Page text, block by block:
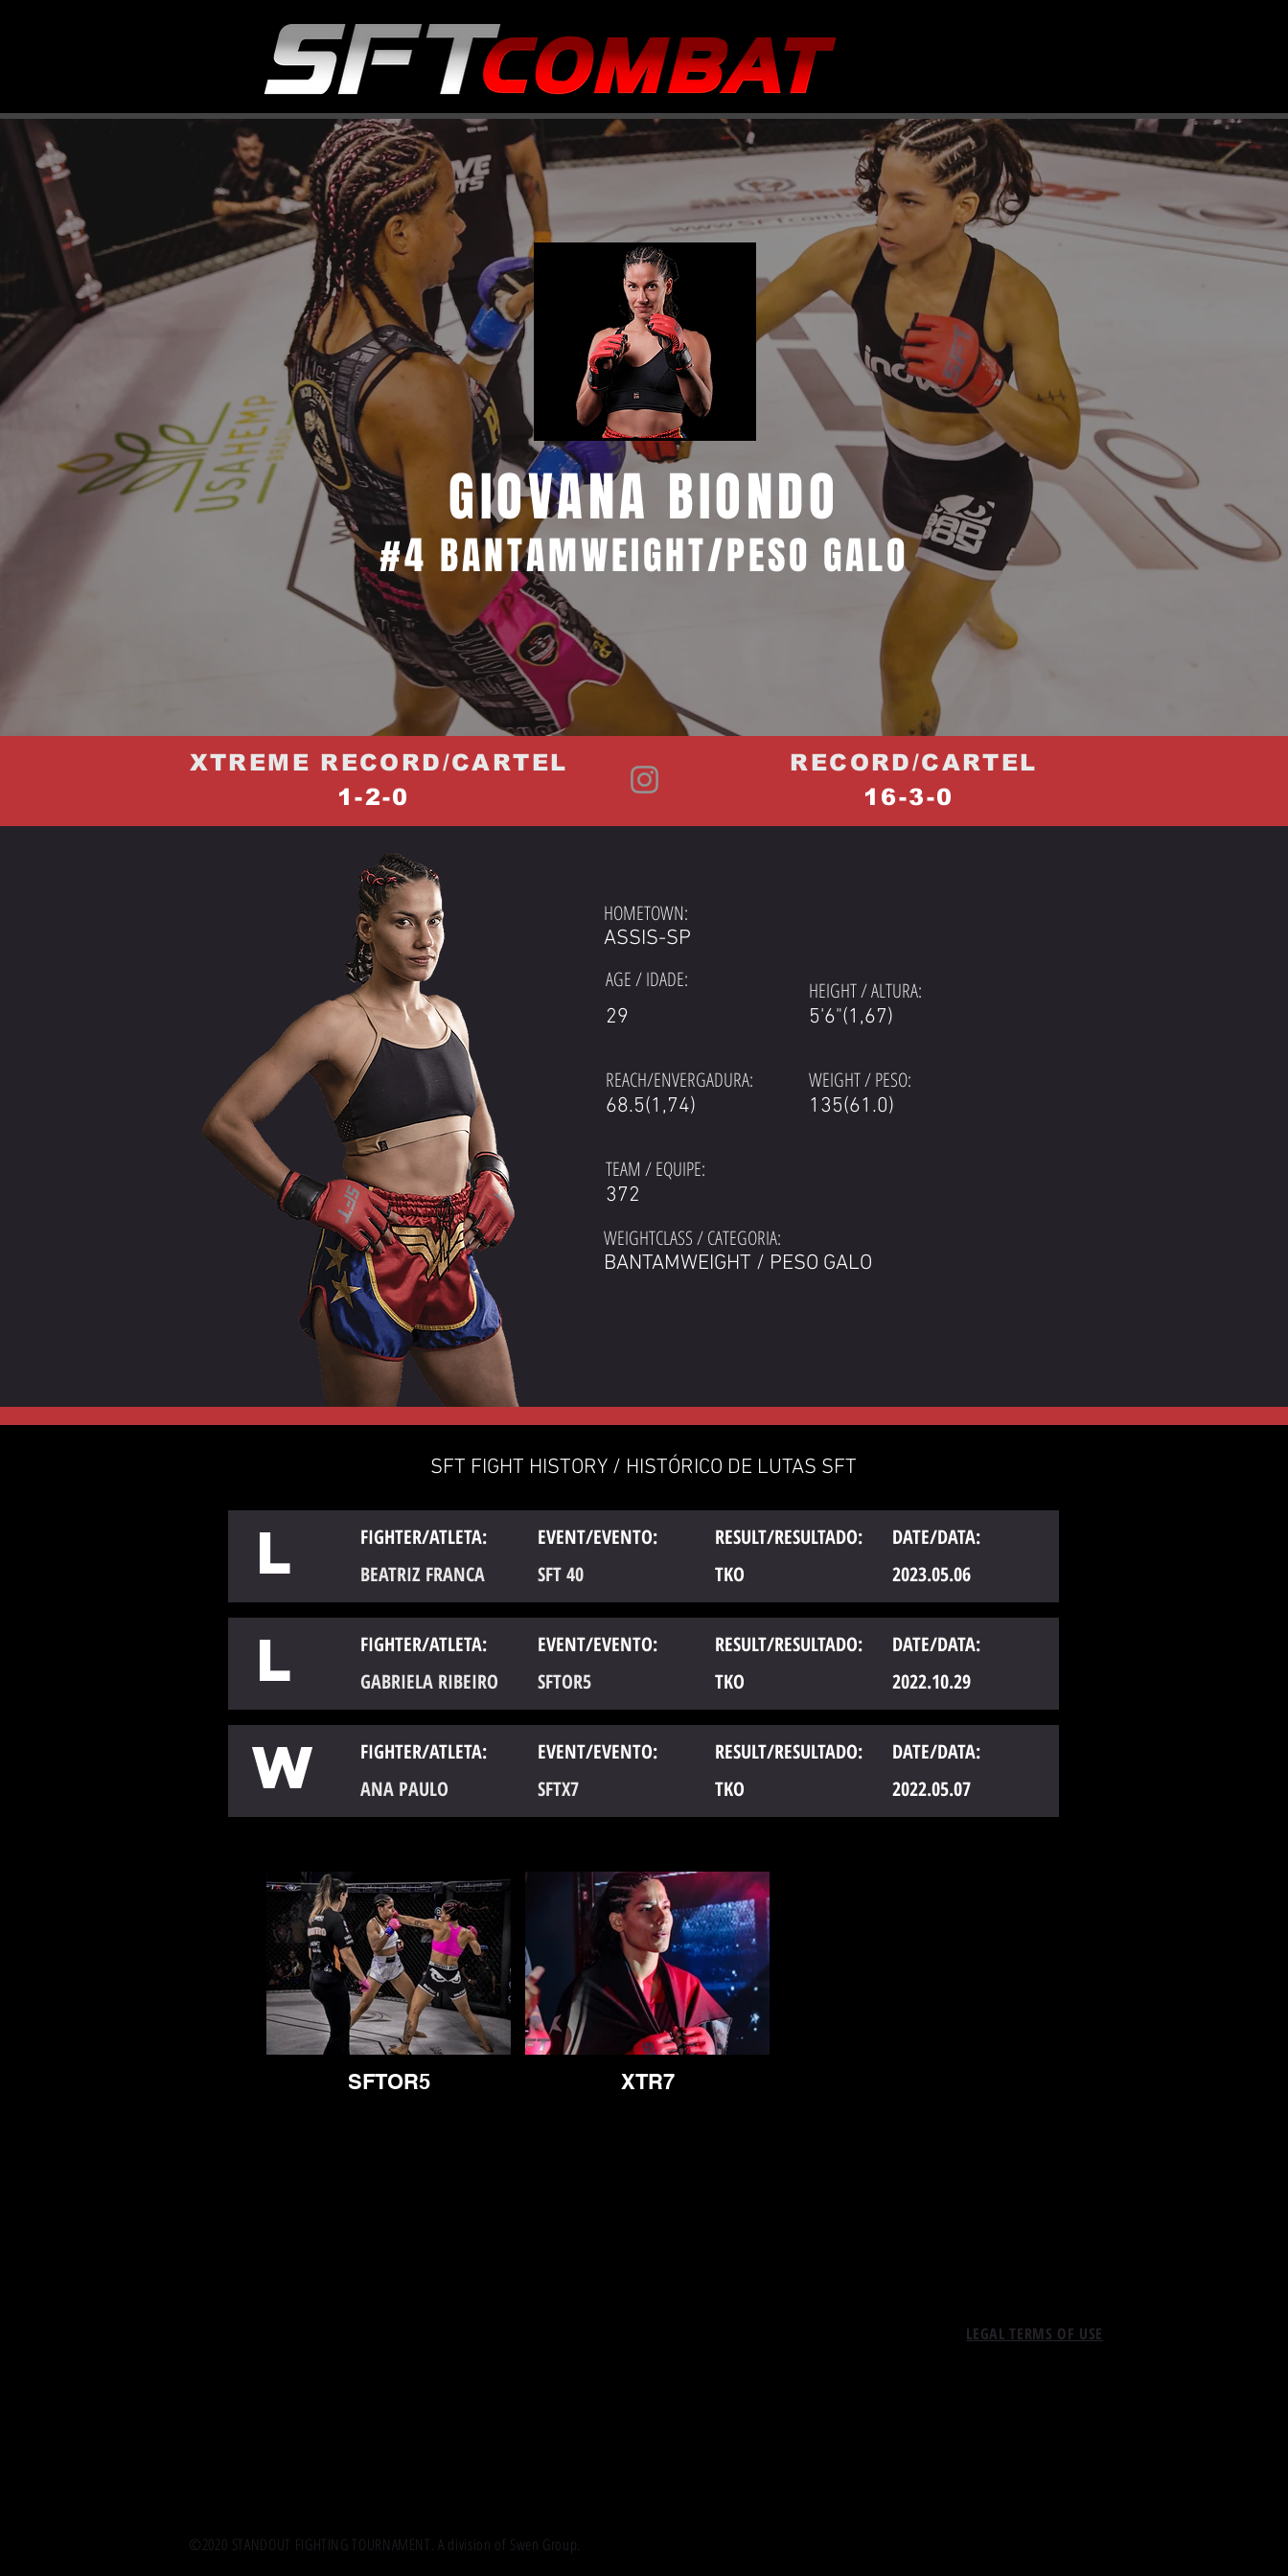
GIOVANA BIONDO
#4 BANTAMWEIGHT/PESO GALO
HEIGHT / ALTURA:
29
REACH/ENVERGADURA:
68.5(1,74)
5'6"(1,67)
WEIGHT / PESO:
135(61.0)
TEAM / EQUIPE:
372
WEIGHTCLASS / CATEGORIA:
BANTAMWEIGHT / PESO GALO
XTREME RECORD/CARTEL
1-2-0
RECORD/CARTEL
16-3-0
HOMETOWN:
ASSIS-SP
AGE / IDADE:
SFT FIGHT HISTORY / HISTÓRICO DE LUTAS SFT
L FIGHTER/ATLETA: EVENT/EVENTO: RESULT/RESULTADO:
DATE/DATA:
BEATRIZ FRANCA
SFT 40 TKO 2023.05.06
L FIGHTER/ATLETA: EVENT/EVENTO: RESULT/RESULTADO:
DATE/DATA:
GABRIELA RIBEIRO
SFTOR5 TKO 2022.10.29
W FIGHTER/ATLETA: EVENT/EVENTO: RESULT/RESULTADO:
DATE/DATA:
ANA PAULO
SFTX7 TKO 2022.05.07
SFTOR5 XTR7
LEGAL TERMS OF USE
©2020 STANDOUT FIGHTING TOURNAMENT. A division of Swen Group.